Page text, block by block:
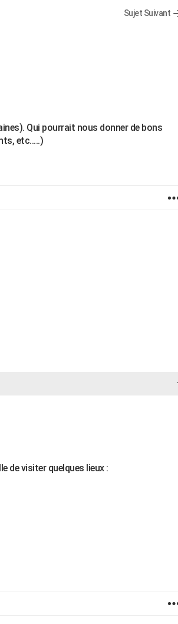
Sujet Suivant
Qui pourrait nous donner de bons
etc.....)
de visiter quelques lieux :